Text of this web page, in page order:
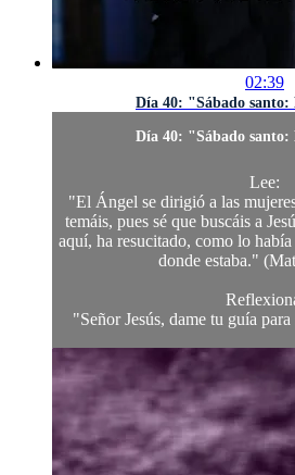
02:39
Día 40: "Sábado santo:
Día 40: "Sábado santo:
Lee:
"El Ángel se dirigió a las
temáis, pues sé que buscáis a
aquí, ha resucitado, como lo
donde estaba."
"Señor Jesús, dame tu guía